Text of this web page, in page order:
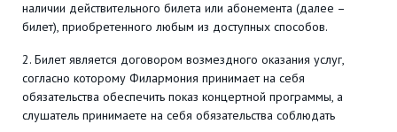
наличии действительного билета или абонемента (далее –
билет), приобретенного любым из доступных способов.
2. Билет является договором возмездного оказания услуг,
согласно которому Филармония принимает на себя
обязательства обеспечить показ концертной программы, а
слушатель принимаете на себя обязательства соблюдать